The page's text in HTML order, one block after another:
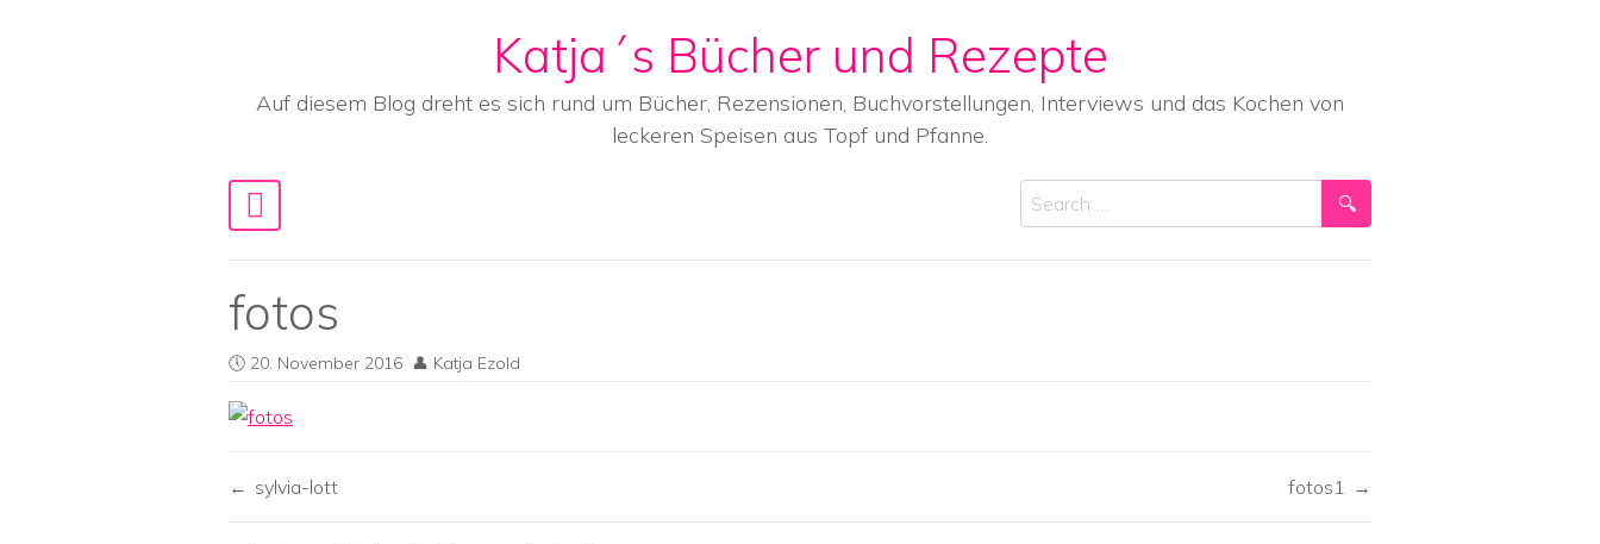
Katja´s Bücher und Rezepte
Auf diesem Blog dreht es sich rund um Bücher, Rezensionen, Buchvorstellungen, Interviews und das Kochen von
leckeren Speisen aus Topf und Pfanne.
Main Navigation
Search
fotos
20. November 2016 Katja Ezold
sylvia-lott fotos1